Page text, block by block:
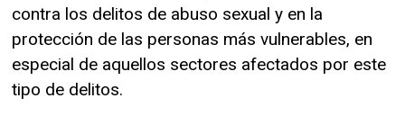
contra los delitos de abuso sexual y en la
protección de las personas más vulnerables, en
especial de aquellos sectores afectados por este
tipo de delitos.